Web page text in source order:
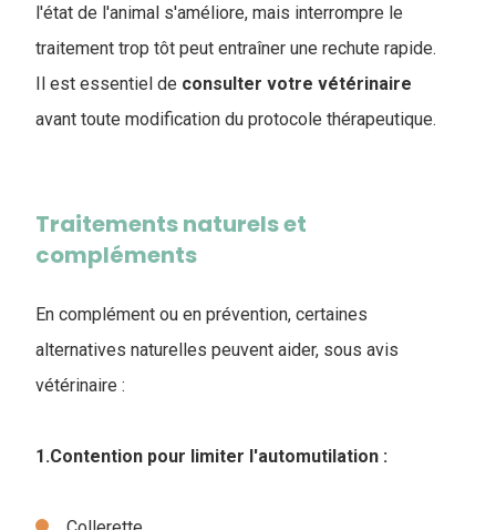
l'état de l'animal s'améliore, mais interrompre le
traitement trop tôt peut entraîner une rechute rapide.
Il est essentiel de consulter votre vétérinaire
avant toute modification du protocole thérapeutique.
Traitements naturels et
compléments
En complément ou en prévention, certaines
alternatives naturelles peuvent aider, sous avis
vétérinaire :
1.Contention pour limiter l'automutilation :